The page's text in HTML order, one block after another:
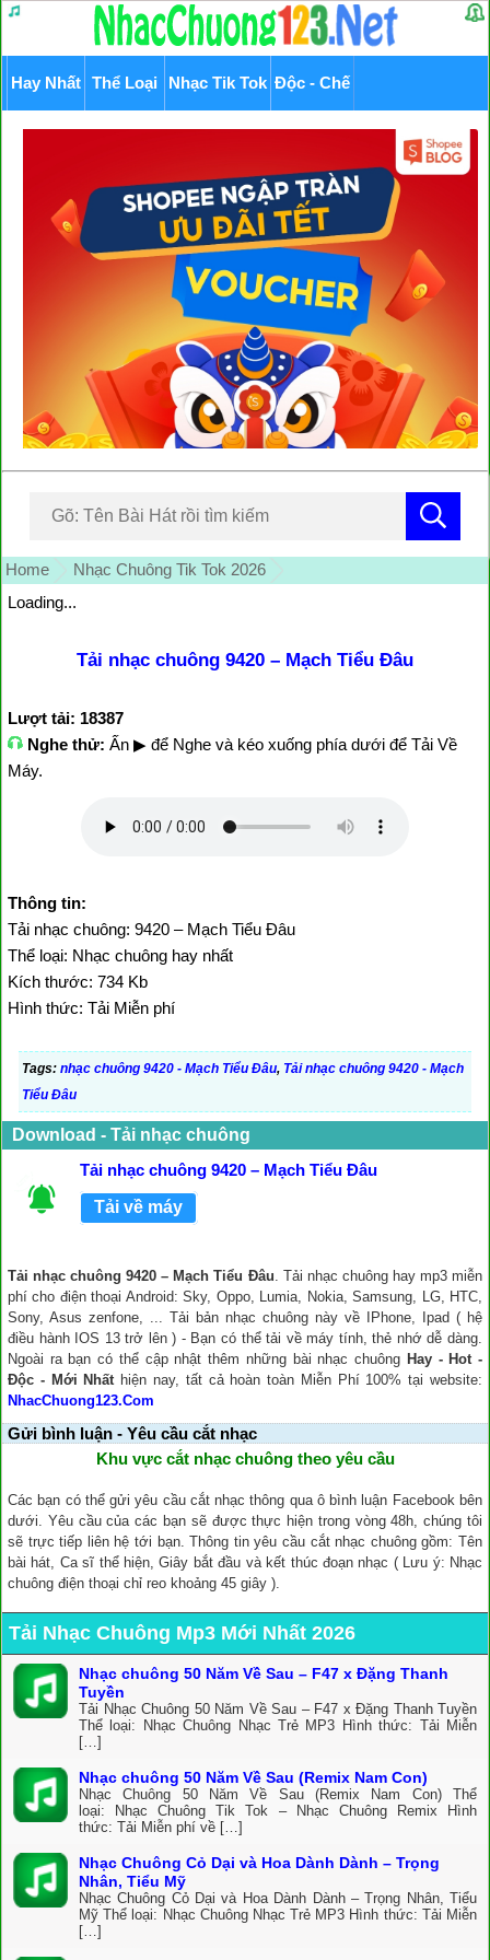
Hay Nhất Thể Loại Nhạc Tik Tok Độc - Chế
Home
Nhạc Chuông Tik Tok 2026
Loading...
Tải nhạc chuông 9420 – Mạch Tiểu Đâu
Lượt tải: 18387
Nghe thử: Ấn ▶ để Nghe và kéo xuống phía dưới để Tải Về
Máy.
Thông tin:
Tải nhạc chuông: 9420 – Mạch Tiểu Đâu
Thể loại: Nhạc chuông hay nhất
Kích thước: 734 Kb
Hình thức: Tải Miễn phí
Tags: nhạc chuông 9420 - Mạch Tiểu Đâu, Tải nhạc chuông 9420 - Mạch
Tiểu Đâu
Download - Tải nhạc chuông
Tải nhạc chuông 9420 – Mạch Tiểu Đâu
Tải về máy
Tải nhạc chuông 9420 – Mạch Tiểu Đâu. Tải nhạc chuông hay mp3 miễn
phí cho điện thoại Android: Sky, Oppo, Lumia, Nokia, Samsung, LG, HTC,
Sony, Asus zenfone, ... Tải bản nhạc chuông này về IPhone, Ipad ( hệ
điều hành IOS 13 trở lên ) - Bạn có thể tải về máy tính, thẻ nhớ dễ dàng.
Ngoài ra bạn có thể cập nhật thêm những bài nhạc chuông Hay - Hot -
Độc - Mới Nhấthiện nay, tất cả hoàn toàn Miễn Phí 100% tại website:
NhacChuong123.Com
Gửi bình luận - Yêu cầu cắt nhạc
Khu vực cắt nhạc chuông theo yêu cầu
Các bạn có thể gửi yêu cầu cắt nhạc thông qua ô bình luận Facebook bên
dưới. Yêu cầu của các bạn sẽ được thực hiện trong vòng 48h, chúng tôi
sẽ trực tiếp liên hệ tới bạn. Thông tin yêu cầu cắt nhạc chuông gồm: Tên
bài hát, Ca sĩ thể hiện, Giây bắt đầu và kết thúc đoạn nhạc ( Lưu ý: Nhạc
chuông điện thoại chỉ reo khoảng 45 giây ).
Tải Nhạc Chuông Mp3 Mới Nhất 2026
Nhạc chuông 50 Năm Về Sau – F47 x Đặng Thanh
Tuyền
Tải Nhạc Chuông 50 Năm Về Sau – F47 x Đặng Thanh Tuyền
Thể loại: Nhạc Chuông Nhạc Trẻ MP3 Hình thức: Tải Miễn
[…]
Nhạc chuông 50 Năm Về Sau (Remix Nam Con)
Nhạc Chuông 50 Năm Về Sau (Remix Nam Con) Thể
loại: Nhạc Chuông Tik Tok – Nhạc Chuông Remix Hình
thức: Tải Miễn phí về […]
Nhạc Chuông Cỏ Dại và Hoa Dành Dành – Trọng
Nhân, Tiểu Mỹ
Nhạc Chuông Cỏ Dại và Hoa Dành Dành – Trọng Nhân, Tiểu
Mỹ Thể loại: Nhạc Chuông Nhạc Trẻ MP3 Hình thức: Tải Miễn
[…]